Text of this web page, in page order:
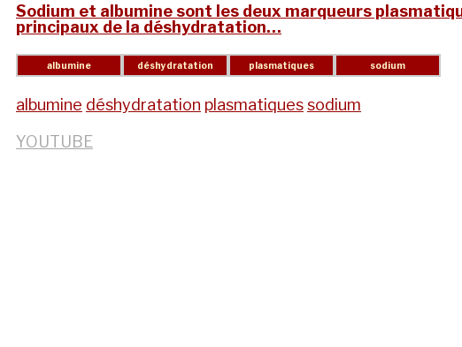
Sodium et albumine sont les deux marqueurs
principaux de la déshydratation…
albumine déshydratation plasmatiquessodium
YOUTUBE